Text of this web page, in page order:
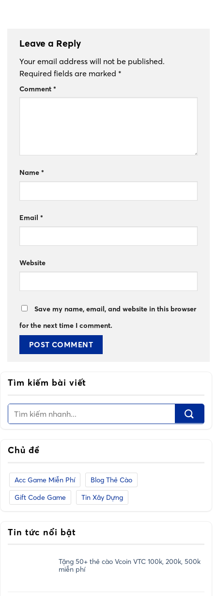
Leave a Reply
Your email address will not be published.
Required fields are marked *
Comment *
Name *
Email *
Website
Save my name, email, and website in this browser
for the next time I comment.
Tìm kiếm bài viết
Chủ đề
Acc Game Miễn Phí
Blog Thẻ Cào
Gift Code Game
Tin Xây Dựng
Tin tức nổi bật
Tặng 50+ thẻ cào Vcoin VTC 100k, 200k, 500k
miễn phí